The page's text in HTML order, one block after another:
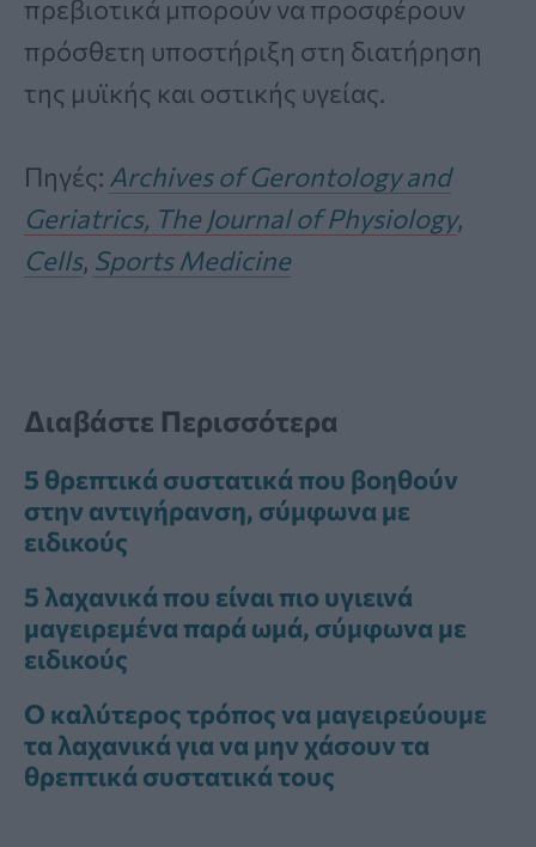
πρεβιοτικά μπορούν να προσφέρουν
πρόσθετη υποστήριξη στη διατήρηση
της μυϊκής και οστικής υγείας.
Πηγές: Archives of Gerontology and
Geriatrics, The Journal of Physiology,
Cells, Sports Medicine
Διαβάστε Περισσότερα
5 θρεπτικά συστατικά που βοηθούν
στην αντιγήρανση, σύμφωνα με
ειδικούς
5 λαχανικά που είναι πιο υγιεινά
μαγειρεμένα παρά ωμά, σύμφωνα με
ειδικούς
Ο καλύτερος τρόπος να μαγειρεύουμε
τα λαχανικά για να μην χάσουν τα
θρεπτικά συστατικά τους